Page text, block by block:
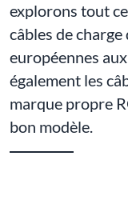
explorons tout
câbles de
européennes
également les
marque propre
bon modèle.